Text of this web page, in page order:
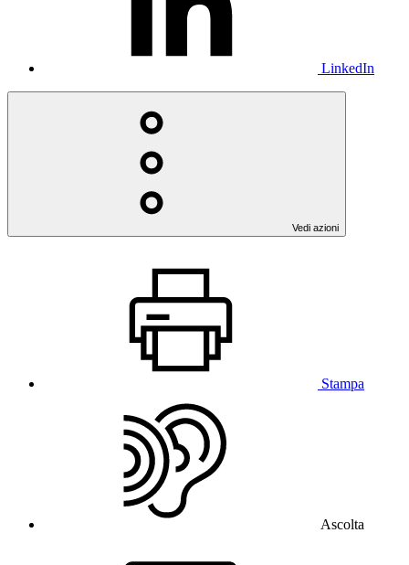
LinkedIn
Vedi azioni
Stampa
Ascolta